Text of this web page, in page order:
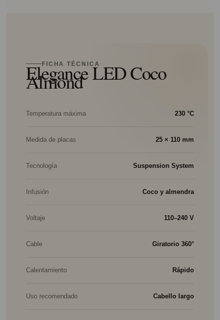
FICHA TÉCNICA
Elegance LED Coco
Almond
Temperatura máxima 230 °C
Medida de placas 25 × 110 mm
Tecnología Suspension System
Infusión Coco y almendra
Voltaje 110–240 V
Cable Giratorio 360°
Calentamiento Rápido
Uso recomendado Cabello largo